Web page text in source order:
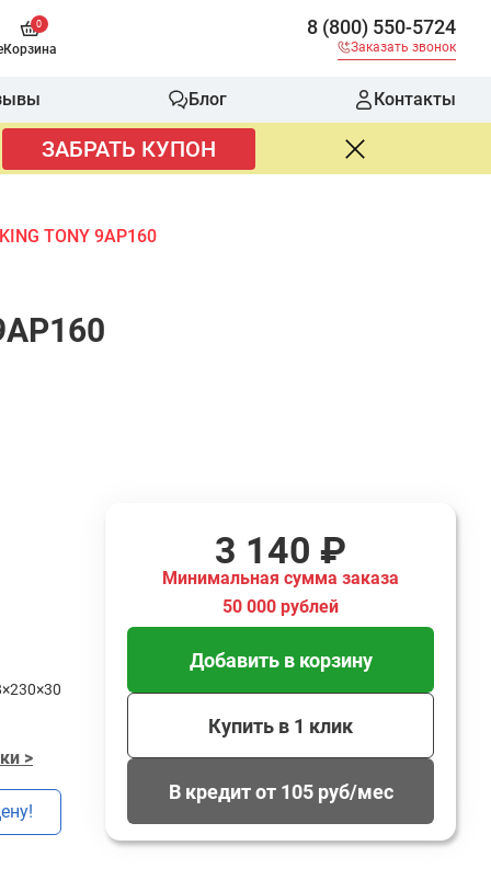
0
Корзина
8 (800) 550-5724
Заказать звонок
Блог Контакты
ЗАБРАТЬ КУПОН
TONY 9AP160
>
3 140 ₽
Минимальная сумма заказа
50 000 рублей
Добавить в корзину
Купить в 1 клик
В кредит от 105 руб/мес